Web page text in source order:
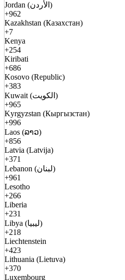
Jordan (الأردن)
+962
Kazakhstan (Казахстан)
+7
Kenya
+254
Kiribati
+686
Kosovo (Republic)
+383
Kuwait (الكويت)
+965
Kyrgyzstan (Кыргызстан)
+996
Laos (ລາວ)
+856
Latvia (Latvija)
+371
Lebanon (لبنان)
+961
Lesotho
+266
Liberia
+231
Libya (ليبيا)
+218
Liechtenstein
+423
Lithuania (Lietuva)
+370
Luxembourg